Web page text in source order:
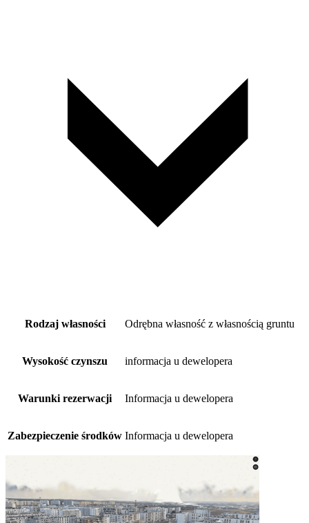
Rodzaj własności Odrębna własność z własnością gruntu
Wysokość czynszu informacja u dewelopera
Warunki rezerwacji Informacja u dewelopera
Zabezpieczenie środków Informacja u dewelopera